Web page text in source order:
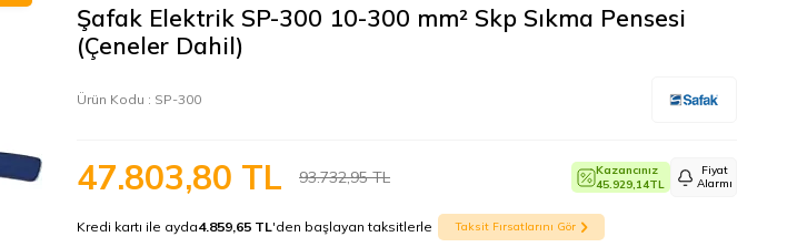
Şafak Elektrik SP-300 10-300 mm² Skp Sıkma Pensesi
(Çeneler Dahil)
Ürün Kodu : SP-300
93.732,95TL
47.803,80 TL
Kazancınız
45.929,14TL
Fiyat
Alarmı
Kredi kartı ile ayda4.859,65 TL'den başlayan taksitlerle Taksit Fırsatlarını Gör